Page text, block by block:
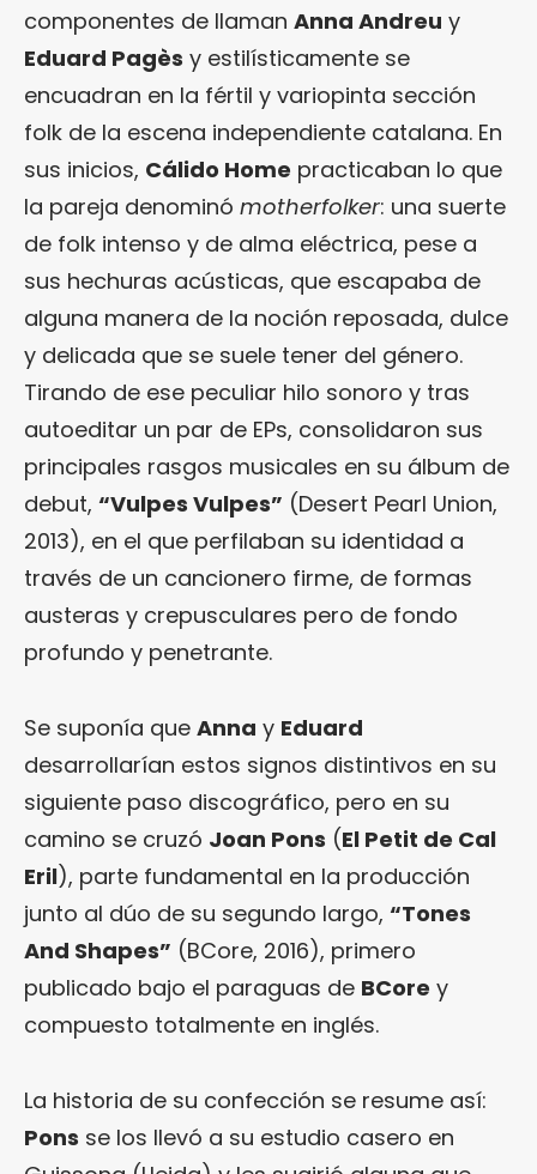
componentes de llaman Anna Andreu y
Eduard Pagès y estilísticamente se
encuadran en la fértil y variopinta sección
folk de la escena independiente catalana. En
sus inicios, Cálido Home practicaban lo que
la pareja denominó motherfolker: una suerte
de folk intenso y de alma eléctrica, pese a
sus hechuras acústicas, que escapaba de
alguna manera de la noción reposada, dulce
y delicada que se suele tener del género.
Tirando de ese peculiar hilo sonoro y tras
autoeditar un par de EPs, consolidaron sus
principales rasgos musicales en su álbum de
debut, “Vulpes Vulpes” (Desert Pearl Union,
2013), en el que perfilaban su identidad a
través de un cancionero firme, de formas
austeras y crepusculares pero de fondo
profundo y penetrante.
Se suponía que Anna y Eduard
desarrollarían estos signos distintivos en su
siguiente paso discográfico, pero en su
camino se cruzó Joan Pons (El Petit de Cal
Eril), parte fundamental en la producción
junto al dúo de su segundo largo, “Tones
And Shapes” (BCore, 2016), primero
publicado bajo el paraguas de BCore y
compuesto totalmente en inglés.
La historia de su confección se resume así:
Pons se los llevó a su estudio casero en